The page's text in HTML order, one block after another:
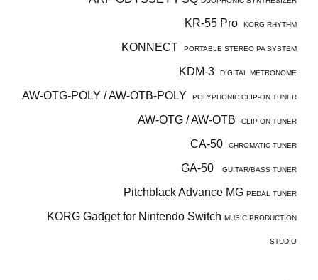
KR-55 Pro KORG RHYTHM
KONNECT PORTABLE STEREO PA SYSTEM
KDM-3 DIGITAL METRONOME
AW-OTG-POLY / AW-OTB-POLY POLYPHONIC CLIP-ON TUNER
AW-OTG / AW-OTB CLIP-ON TUNER
CA-50 CHROMATIC TUNER
GA-50 GUITAR/BASS TUNER
Pitchblack Advance MG PEDAL TUNER
KORG Gadget for Nintendo Switch MUSIC PRODUCTION
STUDIO